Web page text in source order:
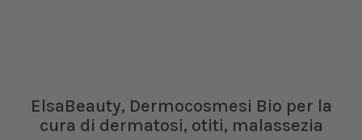
ElsaBeauty, Dermocosmesi Bio per la
cura di dermatosi, otiti, malassezia